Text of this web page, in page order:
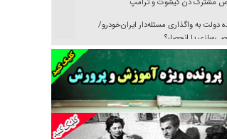
مشترک دن کیشوت و ترامپ
دولت به واگذاری مسئله‌دار ایران‌خودرو/
یا انحصار؟
بقا و آقای باقی و رفقا
زیبایی با مدرک فوق‌دیپلم! + گفت‌وگو
با همسر یکی از شهدای جنگ رمضان/
بی‌سر شهید را از انگشت‌های پا شناسایی کردیم